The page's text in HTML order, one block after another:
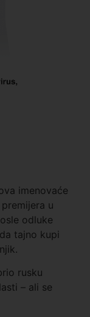
imenovaće
u
odluke
tajno kupi
rusku
– ali se